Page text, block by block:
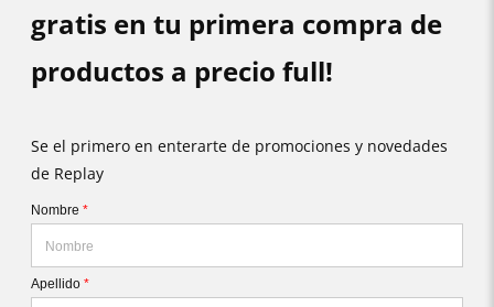
gratis en tu primera compra de
productos a precio full!
Se el primero en enterarte de promociones y novedades
de Replay
Nombre *
Apellido *